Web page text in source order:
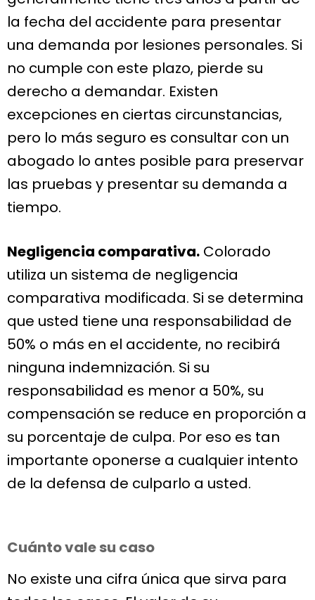
la fecha del accidente para presentar
una demanda por lesiones personales. Si
no cumple con este plazo, pierde su
derecho a demandar. Existen
excepciones en ciertas circunstancias,
pero lo más seguro es consultar con un
abogado lo antes posible para preservar
las pruebas y presentar su demanda a
tiempo.
Negligencia comparativa. Colorado
utiliza un sistema de negligencia
comparativa modificada. Si se determina
que usted tiene una responsabilidad de
50% o más en el accidente, no recibirá
ninguna indemnización. Si su
responsabilidad es menor a 50%, su
compensación se reduce en proporción a
su porcentaje de culpa. Por eso es tan
importante oponerse a cualquier intento
de la defensa de culparlo a usted.
Cuánto vale su caso
No existe una cifra única que sirva para